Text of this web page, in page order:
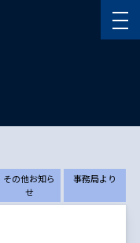
事務局より
その他お知ら
せ